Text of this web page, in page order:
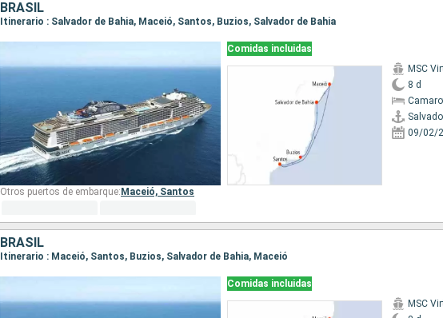
BRASIL
Itinerario : Salvador de Bahia, Maceió, Santos, Buzios, Salvador de Bahia
Comidas incluidas
MSC
8 d
09/02/
Otros puertos de embarque: Maceió, Santos
BRASIL
Itinerario : Maceió, Santos, Buzios, Salvador de Bahia, Maceió
Comidas incluidas
MSC